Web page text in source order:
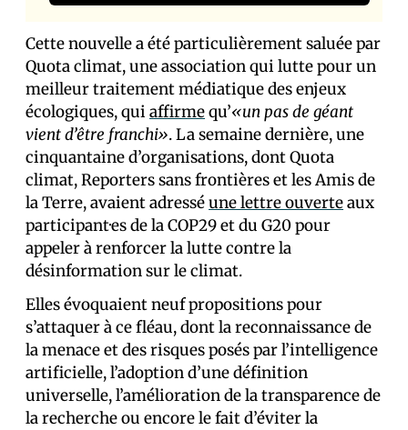
Cette nouvelle a été particulièrement saluée par
Quota climat, une association qui lutte pour un
meilleur traitement médiatique des enjeux
écologiques, qui affirmequ’«un pas de géant
vient d’être franchi». La semaine dernière, une
cinquantaine d’organisations, dont Quota
climat, Reporters sans frontières et les Amis de
la Terre, avaient adresséune lettre ouverteaux
participant·es de la COP29 et du G20 pour
appeler à renforcer la lutte contre la
désinformation sur le climat.
Elles évoquaient neuf propositions pour
s’attaquer à ce fléau, dont la reconnaissance de
la menace et des risques posés par l’intelligence
artificielle, l’adoption d’une définition
universelle, l’amélioration de la transparence de
la recherche ou encore le fait d’éviter la